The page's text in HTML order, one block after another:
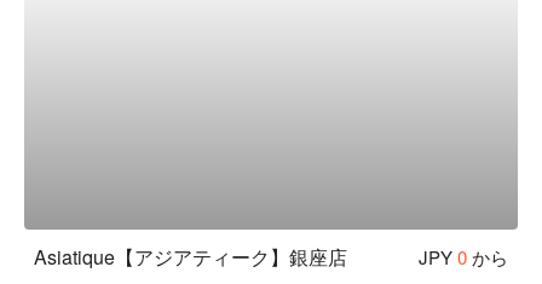
Asiatique【アジアティーク】銀座店 JPY0から